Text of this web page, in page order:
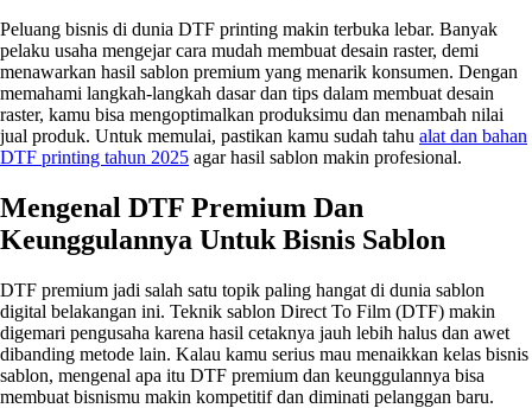
Peluang bisnis di dunia DTF printing makin terbuka lebar. Banyak
pelaku usaha mengejar cara mudah membuat desain raster, demi
menawarkan hasil sablon premium yang menarik konsumen. Dengan
memahami langkah-langkah dasar dan tips dalam membuat desain
raster, kamu bisa mengoptimalkan produksimu dan menambah nilai
jual produk. Untuk memulai, pastikan kamu sudah tahu alat dan bahan
DTF printing tahun 2025 agar hasil sablon makin profesional.
Mengenal DTF Premium Dan
Keunggulannya Untuk Bisnis Sablon
DTF premium jadi salah satu topik paling hangat di dunia sablon
digital belakangan ini. Teknik sablon Direct To Film (DTF) makin
digemari pengusaha karena hasil cetaknya jauh lebih halus dan awet
dibanding metode lain. Kalau kamu serius mau menaikkan kelas bisnis
sablon, mengenal apa itu DTF premium dan keunggulannya bisa
membuat bisnismu makin kompetitif dan diminati pelanggan baru.